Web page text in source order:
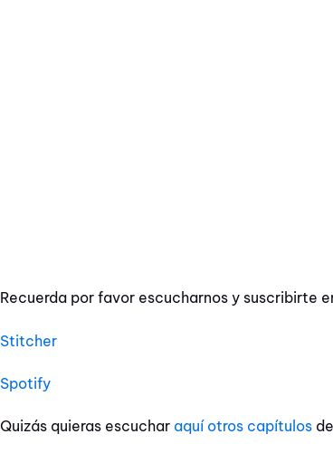
Recuerda por favor escucharnos y suscribirte
Stitcher
Spotify
Quizás quieras escuchar aquí otros capítulos